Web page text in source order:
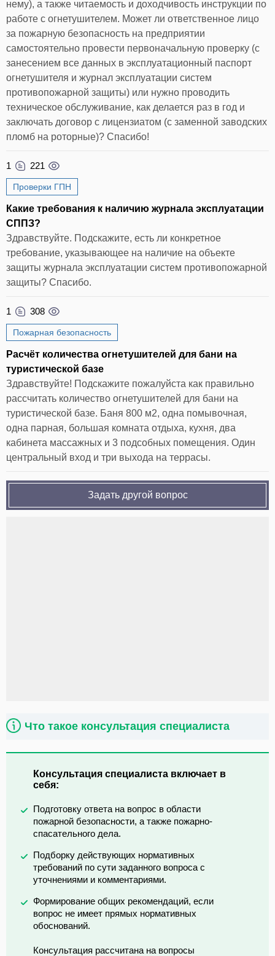
нему), а также читаемость и доходчивость инструкции по
работе с огнетушителем. Может ли ответственное лицо
за пожарную безопасность на предприятии
самостоятельно провести первоначальную проверку (с
занесением все данных в эксплуатационный паспорт
огнетушителя и журнал эксплуатации систем
противопожарной защиты) или нужно проводить
техническое обслуживание, как делается раз в год и
заключать договор с лицензиатом (с заменной заводских
пломб на роторные)? Спасибо!
1 221
Проверки ГПН
Какие требования к наличию журнала эксплуатации
СППЗ?
Здравствуйте. Подскажите, есть ли конкретное
требование, указывающее на наличие на объекте
защиты журнала эксплуатации систем противопожарной
защиты? Спасибо.
1 308
Пожарная безопасность
Расчёт количества огнетушителей для бани на
туристической базе
Здравствуйте! Подскажите пожалуйста как правильно
рассчитать количество огнетушителей для бани на
туристической базе. Баня 800 м2, одна помывочная,
одна парная, большая комната отдыха, кухня, два
кабинета массажных и 3 подсобных помещения. Один
центральный вход и три выхода на террасы.
Задать другой вопрос
Что такое консультация специалиста
Консультация специалиста включает в
себя:
Подготовку ответа на вопрос в области
пожарной безопасности, а также пожарно-
спасательного дела.
Подборку действующих нормативных
требований по сути заданного вопроса с
уточнениями и комментариями.
Формирование общих рекомендаций, если
вопрос не имеет прямых нормативных
обоснований.
Консультация рассчитана на вопросы